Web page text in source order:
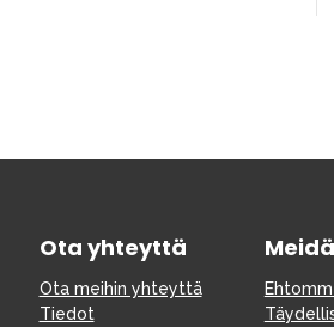
Ota yhteyttä
Ota meihin yhteyttä
Tiedot